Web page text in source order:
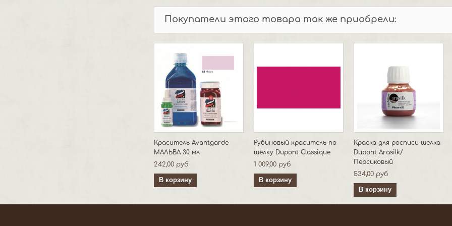
Покупатели этого товара так же приобрели:
Краситель Avantgarde
МАЛЬВА 30 мл
242,00 руб
В корзину
Рубиновый краситель по
шёлку Dupont Classique
1 009,00 руб
В корзину
Краска для росписи шелка
Dupont Arasilk/
Персиковый
534,00 руб
В корзину